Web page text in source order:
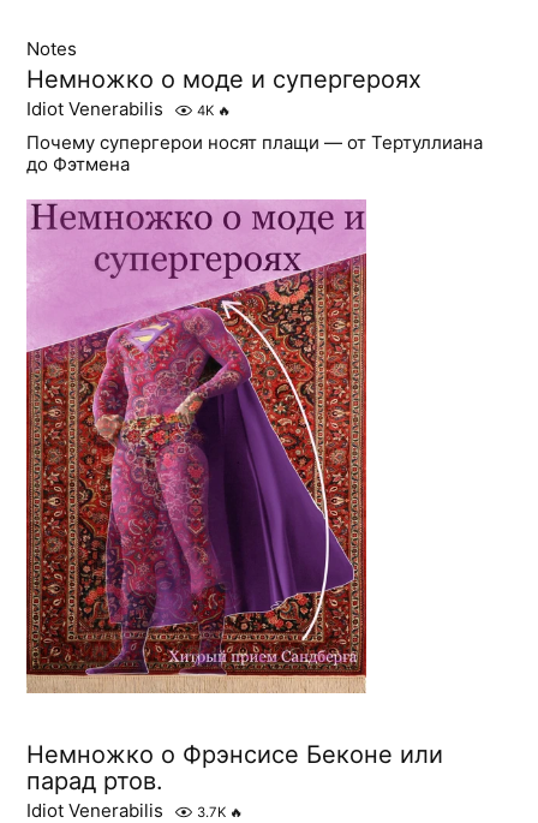
Notes
Немножко о моде и супергероях
Idiot Venerabilis 4K 🔥
Почему супергерои носят плащи — от Тертуллиана
до Фэтмена
Немножко о Фрэнсисе Беконе или
парад ртов.
Idiot Venerabilis 3.7K 🔥